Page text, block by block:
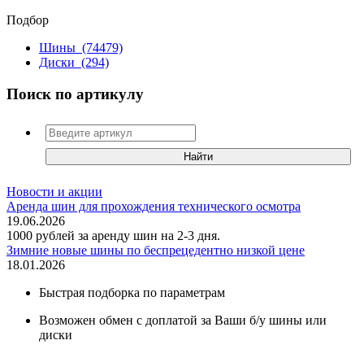
Подбор
Шины (74479)
Диски (294)
Поиск по артикулу
Новости и акции
Аренда шин для прохождения технического осмотра
19.06.2026
1000 рублей за аренду шин на 2-3 дня.
Зимние новые шины по беспрецедентно низкой цене
18.01.2026
Быстрая подборка по параметрам
Возможен обмен с доплатой за Ваши б/у шины или
диски